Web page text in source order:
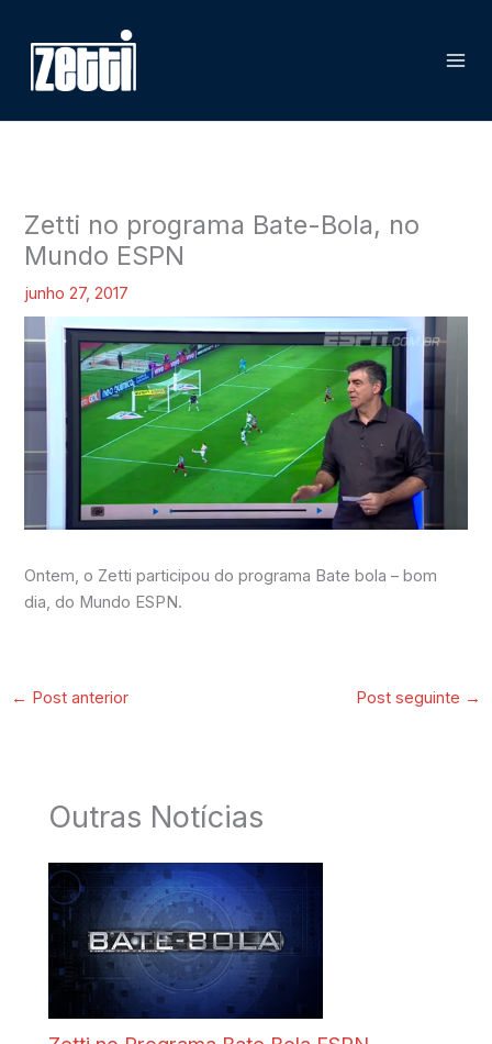
para
conteúdo
Zetti no programa Bate-Bola, no
Mundo ESPN
junho 27, 2017
Ontem, o Zetti participou do programa Bate bola – bom
dia, do Mundo ESPN.
← Post anterior Post seguinte →
Outras Notícias
e
a
r